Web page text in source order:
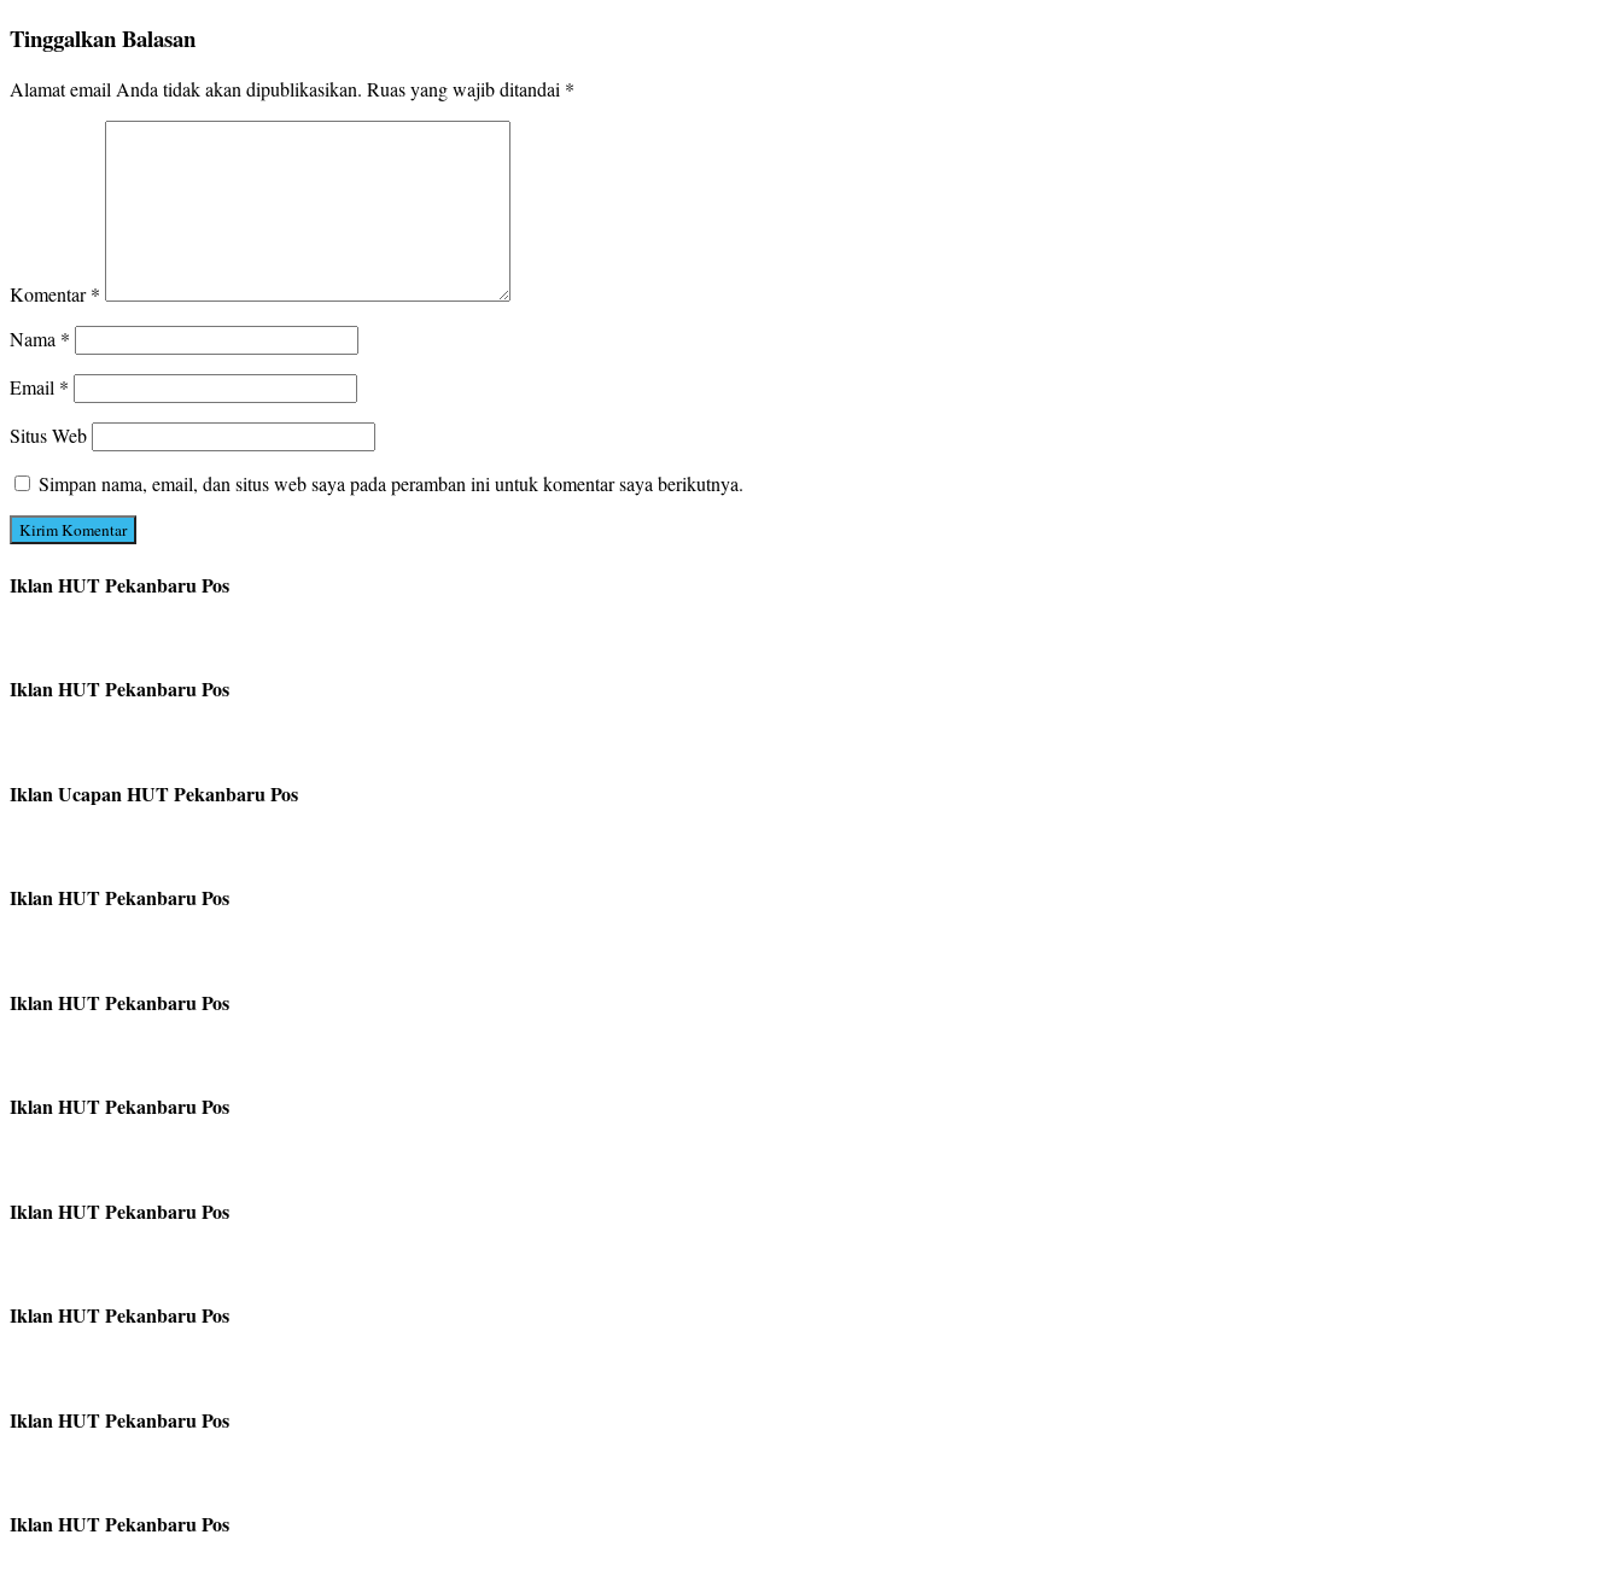
Tinggalkan Balasan
Alamat email Anda tidak akan dipublikasikan. Ruas yang wajib ditandai *
Komentar*
Nama *
Email *
Situs Web
Simpan nama, email, dan situs web saya pada peramban ini untuk komentar saya berikutnya.
Iklan HUT Pekanbaru Pos
Iklan HUT Pekanbaru Pos
Iklan Ucapan HUT Pekanbaru Pos
Iklan HUT Pekanbaru Pos
Iklan HUT Pekanbaru Pos
Iklan HUT Pekanbaru Pos
Iklan HUT Pekanbaru Pos
Iklan HUT Pekanbaru Pos
Iklan HUT Pekanbaru Pos
Iklan HUT Pekanbaru Pos